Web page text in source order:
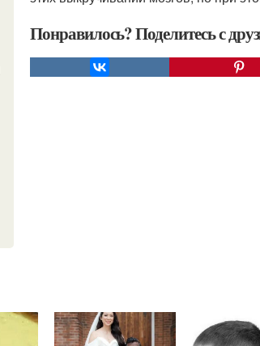
Понравилось? Поделитесь с